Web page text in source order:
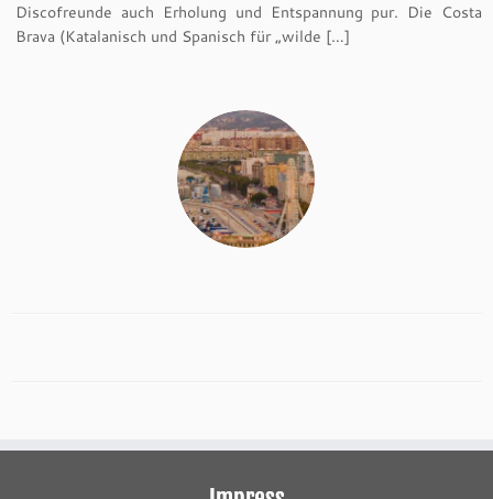
Discofreunde auch Erholung und Entspannung pur. Die Costa
Brava (Katalanisch und Spanisch für „wilde […]